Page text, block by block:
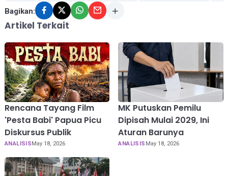
Bagikan:
Artikel Terkait
Rencana Tayang Film
'Pesta Babi' Papua Picu
Diskursus Publik
ANALISISMay 18, 2026
MK Putuskan Pemilu
Dipisah Mulai 2029, Ini
Aturan Barunya
ANALISIS May 18, 2026